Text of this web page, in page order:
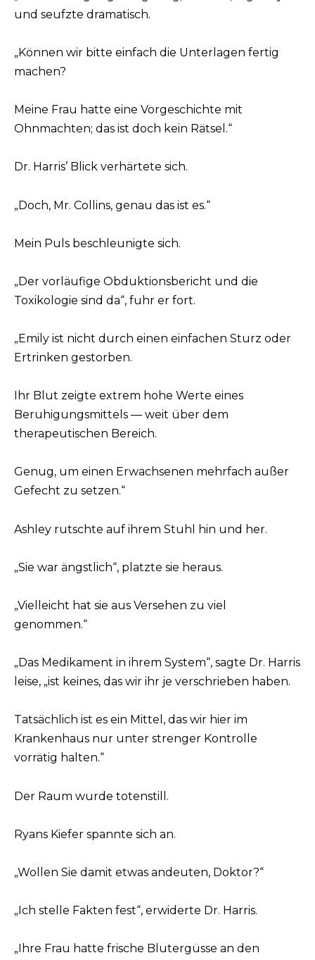
und seufzte dramatisch.
„Können wir bitte einfach die Unterlagen fertig
machen?
Meine Frau hatte eine Vorgeschichte mit
Ohnmachten; das ist doch kein Rätsel.“
Dr. Harris’ Blick verhärtete sich.
„Doch, Mr. Collins, genau das ist es.“
Mein Puls beschleunigte sich.
„Der vorläufige Obduktionsbericht und die
Toxikologie sind da“, fuhr er fort.
„Emily ist nicht durch einen einfachen Sturz oder
Ertrinken gestorben.
Ihr Blut zeigte extrem hohe Werte eines
Beruhigungsmittels — weit über dem
therapeutischen Bereich.
Genug, um einen Erwachsenen mehrfach außer
Gefecht zu setzen.“
Ashley rutschte auf ihrem Stuhl hin und her.
„Sie war ängstlich“, platzte sie heraus.
„Vielleicht hat sie aus Versehen zu viel
genommen.“
„Das Medikament in ihrem System“, sagte Dr. Harris
leise, „ist keines, das wir ihr je verschrieben haben.
Tatsächlich ist es ein Mittel, das wir hier im
Krankenhaus nur unter strenger Kontrolle
vorrätig halten.“
Der Raum wurde totenstill.
Ryans Kiefer spannte sich an.
„Wollen Sie damit etwas andeuten, Doktor?“
„Ich stelle Fakten fest“, erwiderte Dr. Harris.
„Ihre Frau hatte frische Blutergüsse an den